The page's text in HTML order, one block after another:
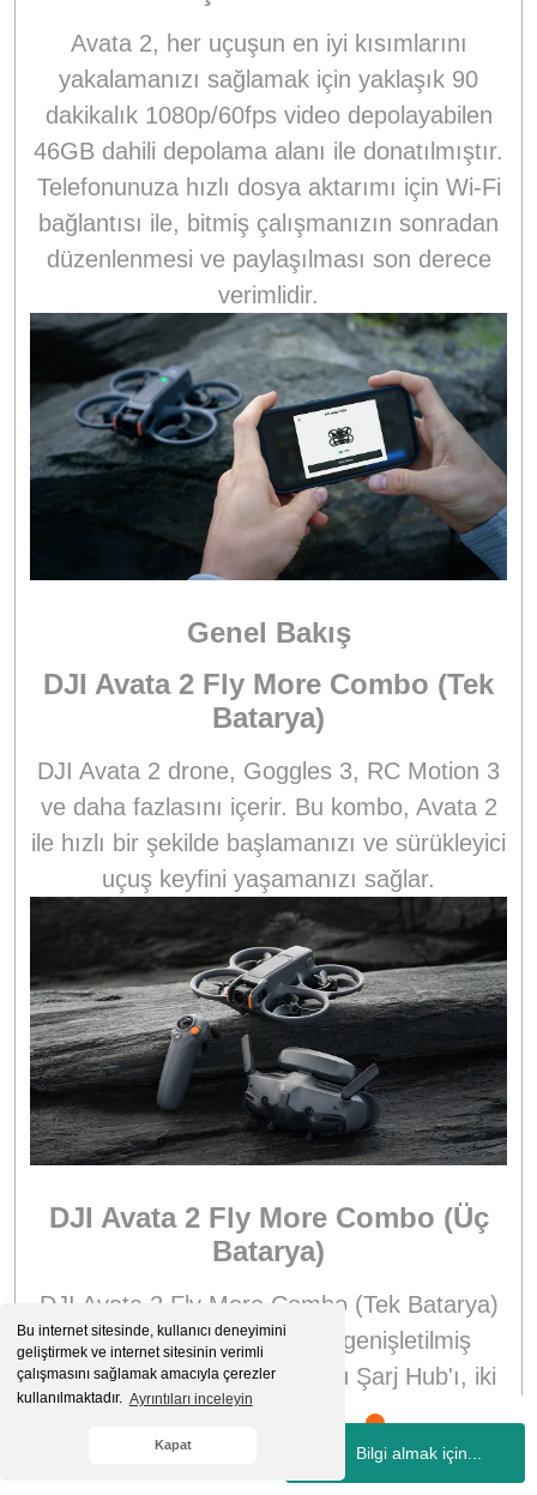
Bu internet sitesinde, kullanıcı deneyimini
geliştirmek ve internet sitesinin verimli
çalışmasını sağlamak amacıyla çerezler
kullanılmaktadır. Ayrıntıları inceleyin
Kapat Bilgi almak için...
Avata 2, her uçuşun en iyi kısımlarını
yakalamanızı sağlamak için yaklaşık 90
dakikalık 1080p/60fps video depolayabilen
46GB dahili depolama alanı ile donatılmıştır.
Telefonunuza hızlı dosya aktarımı için Wi-Fi
bağlantısı ile, bitmiş çalışmanızın sonradan
düzenlenmesi ve paylaşılması son derece
verimlidir.
Genel Bakış
DJI Avata 2 Fly More Combo (Tek
Batarya)
DJI Avata 2 drone, Goggles 3, RC Motion 3
ve daha fazlasını içerir. Bu kombo, Avata 2
ile hızlı bir şekilde başlamanızı ve sürükleyici
uçuş keyfini yaşamanızı sağlar.
DJI Avata 2 Fly More Combo (Üç
Batarya)
DJI Avata 2 Fly More Combo (Tek Batarya)
ile karşılaştırıldığında, bu genişletilmiş
kombo ek olarak bir İki Yönlü Şarj Hub'ı, iki
batarya ve bir askı çantası içerir ve menzil
endişenizi hafifleten ve daha fazla uçuş
senaryosunu keşfetmenizi sağlayan daha
Sepetim İletişim